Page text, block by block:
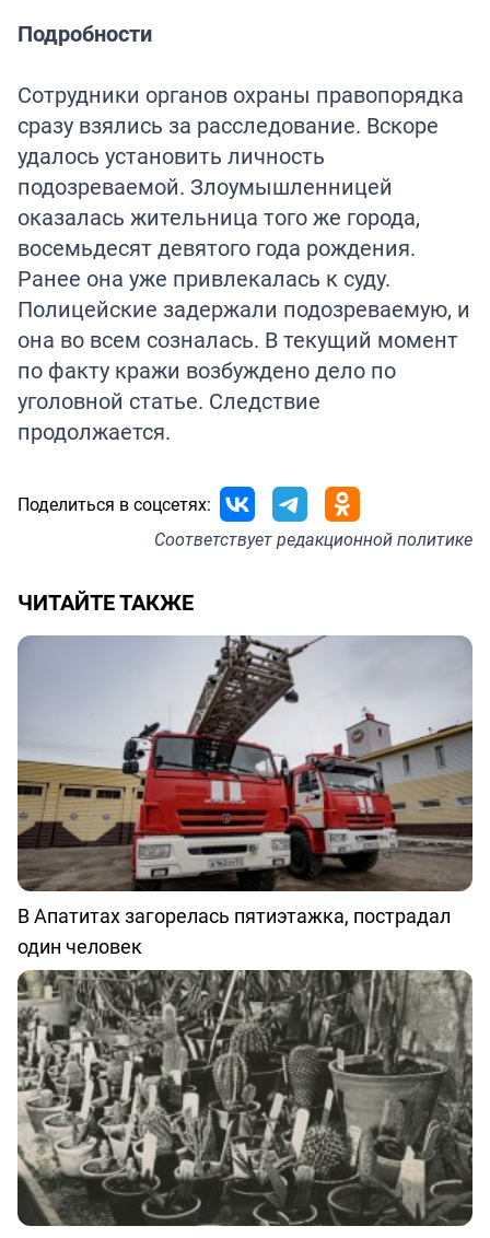
Подробности
Сотрудники органов охраны правопорядка
сразу взялись за расследование. Вскоре
удалось установить личность
подозреваемой. Злоумышленницей
оказалась жительница того же города,
восемьдесят девятого года рождения.
Ранее она уже привлекалась к суду.
Полицейские задержали подозреваемую, и
она во всем созналась. В текущий момент
по факту кражи возбуждено дело по
уголовной статье. Следствие
продолжается.
Поделиться в соцсетях:
Соответствуетредакционной политике
ЧИТАЙТЕ ТАКЖЕ
В Апатитах загорелась пятиэтажка, пострадал
один человек